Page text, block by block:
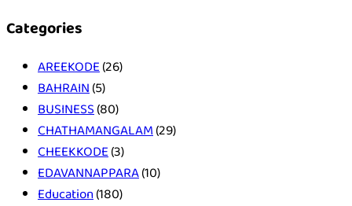
Categories
AREEKODE (26)
BAHRAIN (5)
BUSINESS (80)
CHATHAMANGALAM (29)
CHEEKKODE (3)
EDAVANNAPPARA(10)
Education(180)